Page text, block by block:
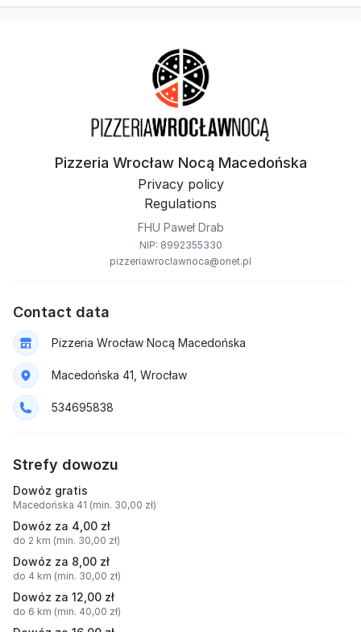
Pizzeria Wrocław Nocą Macedońska
Privacy policy
Regulations
FHU Paweł Drab
NIP: 8992355330
pizzeriawroclawnoca@onet.pl
Contact data
Pizzeria Wrocław Nocą Macedońska
Macedońska 41, Wrocław
534695838
Strefy dowozu
Dowóz gratis
Macedońska 41 (min. 30,00 zł)
Dowóz za 4,00 zł
do 2 km (min. 30,00 zł)
Dowóz za 8,00 zł
do 4 km (min. 30,00 zł)
Dowóz za 12,00 zł
do 6 km (min. 40,00 zł)